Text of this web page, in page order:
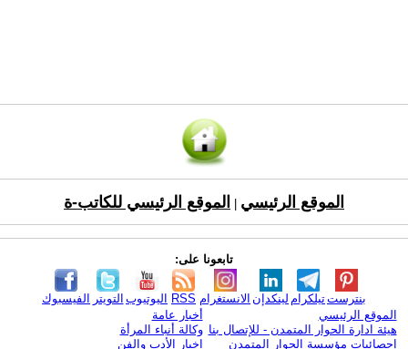
الموقع الرئيسي الموقع الرئيسي للكاتب-ة
تابعونا على:
الفيسبوك التويتر اليوتيوب RSS الانستغرام لينكدإن تيلكرامبنترست
الموقع الرئيسي
هيئة ادارة الحوار المتمدن - للإتصال بنا
إحصائيات مؤسسة الحوار المتمدن
أخبار عامة
وكالة أنباء المرأة
اخبار الأدب والفن